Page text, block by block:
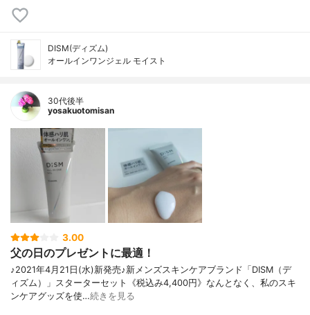
DISM(ディズム)
オールインワンジェル モイスト
30代後半
yosakuotomisan
3.00
父の日のプレゼントに最適！
♪2021年4月21日(水)新発売♪新メンズスキンケアブランド「DISM（デ
ィズム）」スターターセット《税込み4,400円》なんとなく、私のスキ
ンケアグッズを使…続きを見る